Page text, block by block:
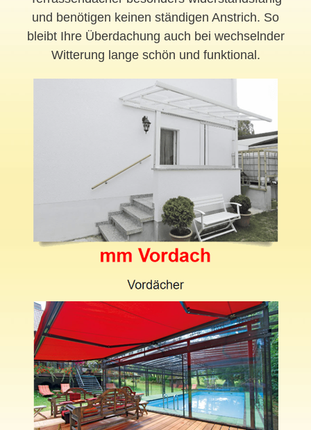
und benötigen keinen ständigen Anstrich. So
bleibt Ihre Überdachung auch bei wechselnder
Witterung lange schön und funktional.